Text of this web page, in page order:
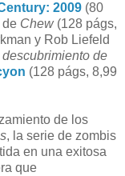
2009 (80
de Chew (128 págs,
y Rob Liefeld
descubrimiento de
(128 págs, 8,99
de los
, la serie de zombis
en una exitosa
que